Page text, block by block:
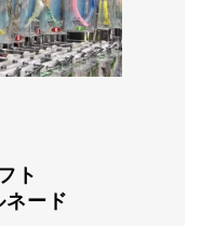
ト
ネード